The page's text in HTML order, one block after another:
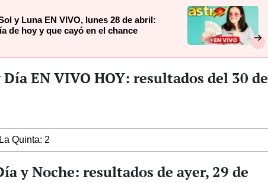
y Luna EN VIVO, lunes 28 de abril:
de hoy y que cayó en el chance
EN VIVO HOY: resultados del 30 de
Quinta: 2
y Noche: resultados de ayer, 29 de